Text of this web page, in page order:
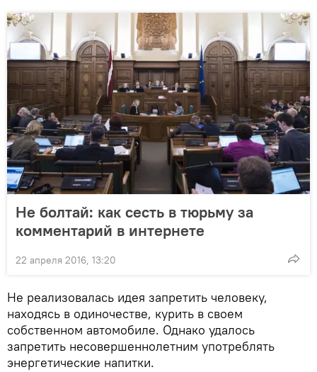
Не болтай: как сесть в тюрьму за
комментарий в интернете
22 апреля 2016, 13:20
Не реализовалась идея запретить человеку,
находясь в одиночестве, курить в своем
собственном автомобиле. Однако удалось
запретить несовершеннолетним употреблять
энергетические напитки.